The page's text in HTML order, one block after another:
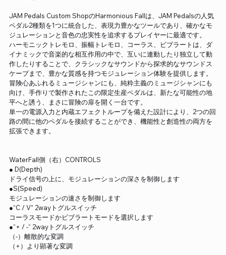
JAM Pedals Custom ShopのHarmonious Fallは、JAM Pedalsの人気
ペダル2種類を1つに統合した、表現力豊かなツールであり、確かなモ
ジュレーションと音色の忠実性を追求するプレイヤーに最適です。
ハーモニックトレモロ、振幅トレモロ、コーラス、ビブラートは、ダ
イナミックで音楽的な相互作用の中で、互いに連動したり独立して動
作したりすることで、クラシックなサウンドから探求的なサウンドス
ケープまで、豊かな質感を持つモジュレーション体験を提供します。
冒険心あふれるミュージシャンにも、純粋主義のミュージシャンにも
向け、手作りで製作されたこの限定生産ペダルは、新たな可能性の地
平へと誘う、まさに冒険の扉を開く一台です。
単一の電源入力と内蔵エフェクトループを備えた設計により、2つの回
路の間に他のペダルを接続することができ、機能性と創造性の両方を
拡張できます。
WaterFall側（右）CONTROLS
● D(Depth)
ドライ信号の上に、モジュレーションの深さを制御します
●S(Speed)
モジュレーションの速さを制御します
●“C / V” 2wayトグルスイッチ
コーラスモードかビブラートモードを選択します
●“+ / -“ 2wayトグルスイッチ
（-）離散的な変調
（+）より顕著な変調